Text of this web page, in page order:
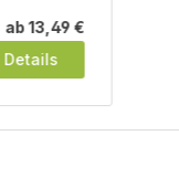
ab13,49 €
Details